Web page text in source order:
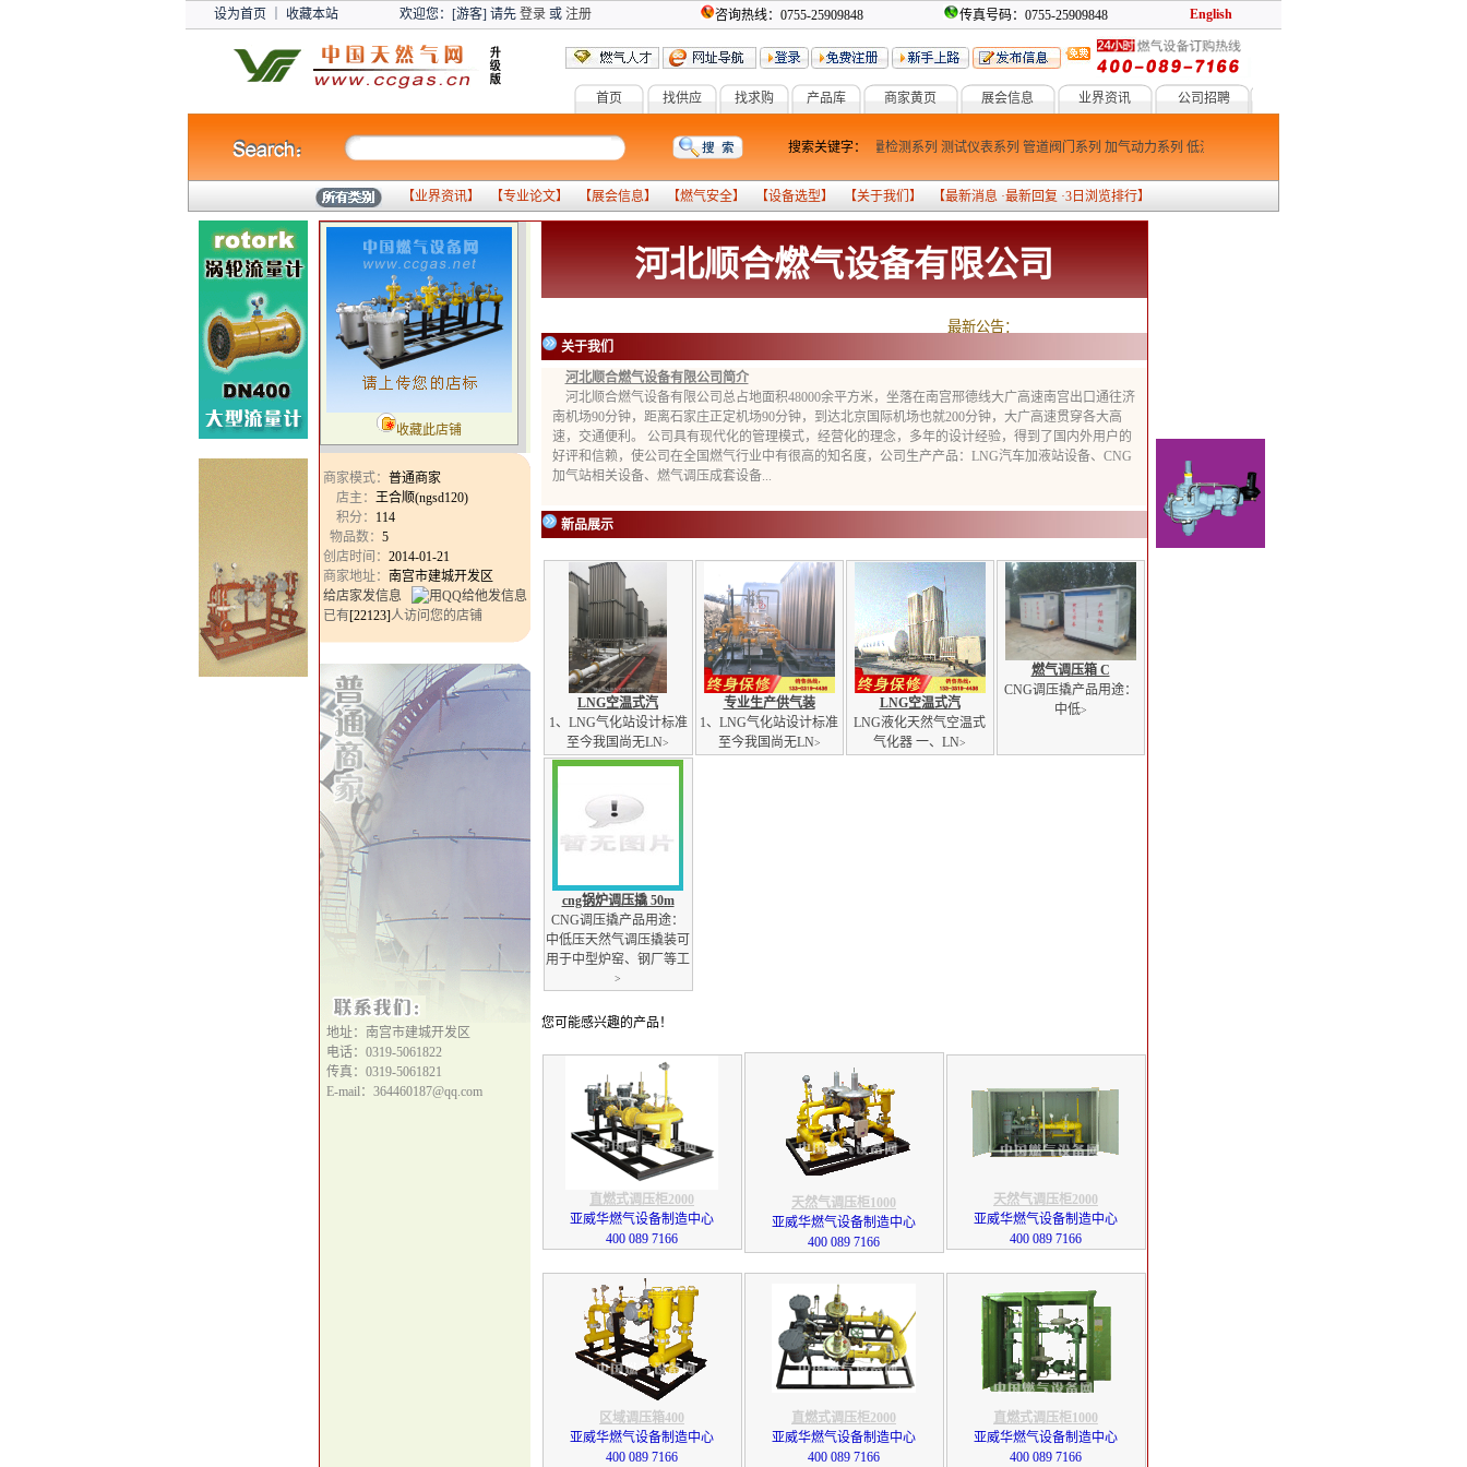
设为首页 收藏本站 欢迎您：[游客] 请先 登录或 注册 咨询热线：0755-25909848 传真号码：0755-25909848 English
首页 找供应 找求购 产品库 商家黄页 展会信息 业界资讯 公司招聘
搜索关键字：
燃气设备 气化系列 报警系列 计量检测系列 测试仪表系列 管道阀门系列 加气动力系列 低温设备系列
【业界资讯】 【专业论文】 【展会信息】 【燃气安全】 【设备选型】 【关于我们 】 【最新消息 ·最新回复 ·3日浏览排行】
收藏此店铺
商家模式： 普通商家
店主： 王合顺(ngsd120)
积分：
114
物品数： 5
创店时间： 2014-01-21
商家地址：
南宫市建城开发区
给店家发信息
已有[22123]人访问您的店铺
地址：南宫市建城开发区
电话：0319-5061822
传真：0319-5061821
E-mail：364460187@qq.com
河北顺合燃气设备有限公司
最新公告：
关于我们
河北顺合燃气设备有限公司简介
河北顺合燃气设备有限公司总占地面积48000余平方米，坐落在南宫邢德线大广高速南宫出口通往济
南机场90分钟，距离石家庄正定机场90分钟，到达北京国际机场也就200分钟，大广高速贯穿各大高
速，交通便利。 公司具有现代化的管理模式，经营化的理念，多年的设计经验，得到了国内外用户的
好评和信赖，使公司在全国燃气行业中有很高的知名度，公司生产产品：LNG汽车加液站设备、CNG
加气站相关设备、燃气调压成套设备...
新品展示
LNG空温式汽
1、LNG气化站设计标准
至今我国尚无LN>
专业生产供气装
1、LNG气化站设计标准
至今我国尚无LN>
LNG空温式汽
LNG液化天然气空温式
气化器 一、LN>
燃气调压箱 C
CNG调压撬产品用途：
中低>
cng锅炉调压撬 50m
CNG调压撬产品用途：
中低压天然气调压撬装可
用于中型炉窑、钢厂等工
>
您可能感兴趣的产品！
直燃式调压柜2000
亚威华燃气设备制造中心
400 089 7166
天然气调压柜1000
亚威华燃气设备制造中心
400 089 7166
天然气调压柜2000
亚威华燃气设备制造中心
400 089 7166
区域调压箱400
亚威华燃气设备制造中心
400 089 7166
直燃式调压柜2000
亚威华燃气设备制造中心
400 089 7166
直燃式调压柜1000
亚威华燃气设备制造中心
400 089 7166